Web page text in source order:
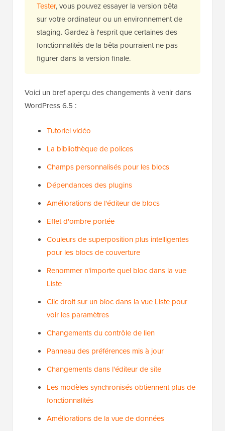
Tester, vous pouvez essayer la version bêta
sur votre ordinateur ou un environnement de
staging. Gardez à l'esprit que certaines des
fonctionnalités de la bêta pourraient ne pas
figurer dans la version finale.
Voici un bref aperçu des changements à venir dans
WordPress 6.5 :
Tutoriel vidéo
La bibliothèque de polices
Champs personnalisés pour les blocs
Dépendances des plugins
Améliorations de l'éditeur de blocs
Effet d'ombre portée
Couleurs de superposition plus intelligentes
pour les blocs de couverture
Renommer n'importe quel bloc dans la vue
Liste
Clic droit sur un bloc dans la vue Liste pour
voir les paramètres
Changements du contrôle de lien
Panneau des préférences mis à jour
Changements dans l'éditeur de site
Les modèles synchronisés obtiennent plus de
fonctionnalités
Améliorations de la vue de données